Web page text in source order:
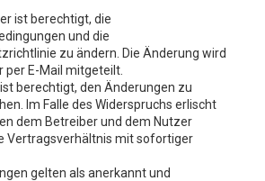
ist berechtigt, die
und die
zu ändern. Die Änderung wird
per E-Mail mitgeteilt.
berechtigt, den Änderungen zu
Im Falle des Widerspruchs erlischt
dem Betreiber und dem Nutzer
Vertragsverhältnis mit sofortiger
gelten als anerkannt und